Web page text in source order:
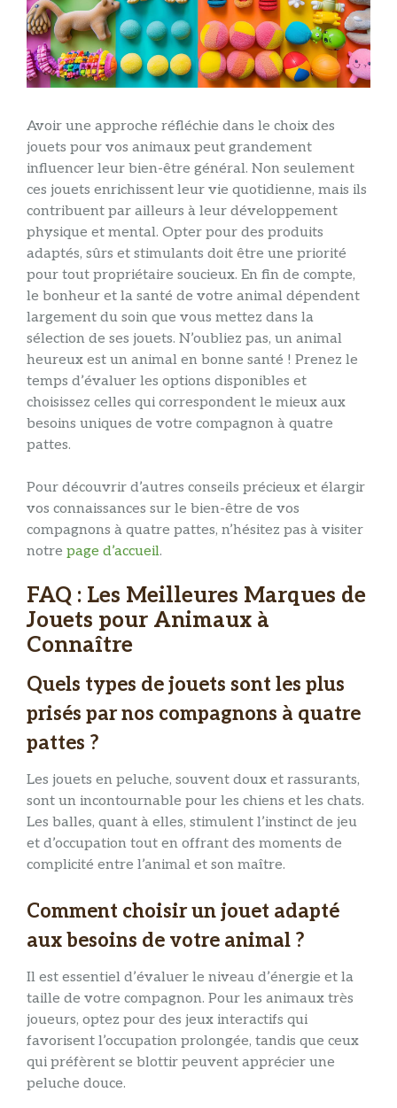
Avoir une approche réfléchie dans le choix des
jouets pour vos animaux peut grandement
influencer leur bien-être général. Non seulement
ces jouets enrichissent leur vie quotidienne, mais ils
contribuent par ailleurs à leur développement
physique et mental. Opter pour des produits
adaptés, sûrs et stimulants doit être une priorité
pour tout propriétaire soucieux. En fin de compte,
le bonheur et la santé de votre animal dépendent
largement du soin que vous mettez dans la
sélection de ses jouets. N’oubliez pas, un animal
heureux est un animal en bonne santé ! Prenez le
temps d’évaluer les options disponibles et
choisissez celles qui correspondent le mieux aux
besoins uniques de votre compagnon à quatre
pattes.
Pour découvrir d’autres conseils précieux et élargir
vos connaissances sur le bien-être de vos
compagnons à quatre pattes, n’hésitez pas à visiter
notre page d’accueil.
FAQ : Les Meilleures Marques de
Jouets pour Animaux à
Connaître
Quels types de jouets sont les plus
prisés par nos compagnons à quatre
pattes ?
Les jouets en peluche, souvent doux et rassurants,
sont un incontournable pour les chiens et les chats.
Les balles, quant à elles, stimulent l’instinct de jeu
et d’occupation tout en offrant des moments de
complicité entre l’animal et son maître.
Comment choisir un jouet adapté
aux besoins de votre animal ?
Il est essentiel d’évaluer le niveau d’énergie et la
taille de votre compagnon. Pour les animaux très
joueurs, optez pour des jeux interactifs qui
favorisent l’occupation prolongée, tandis que ceux
qui préfèrent se blottir peuvent apprécier une
peluche douce.